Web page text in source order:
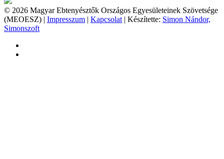
© 2026 Magyar Ebtenyésztők Országos Egyesületeinek Szövetsége
(MEOESZ) | Impresszum | Kapcsolat | Készítette: Simon Nándor,
Simonszoft